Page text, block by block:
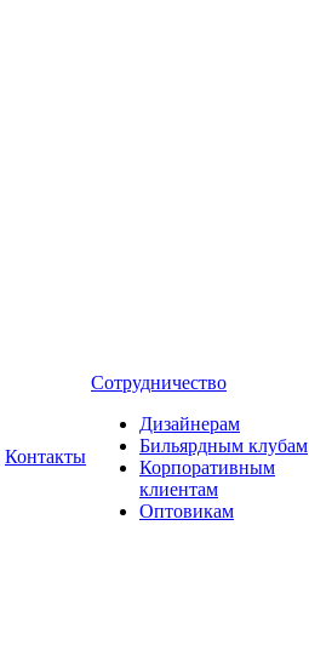
Контакты
Сотрудничество
Дизайнерам
Бильярдным клубам
Корпоративным
клиентам
Оптовикам